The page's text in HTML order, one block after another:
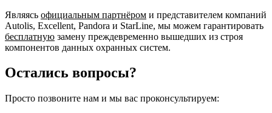
Являясь официальным партнёром и представителем компаний
Autolis, Excellent, Pandora и StarLine, мы можем гарантировать
бесплатную замену преждевременно вышедших из строя
компонентов данных охранных систем.
Остались вопросы?
Просто позвоните нам и мы вас проконсультируем: